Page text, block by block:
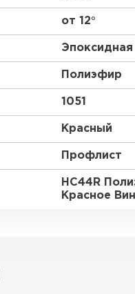
от 12°
Эпоксидная
Полиэфир
1051
Красный
Профлист
HC44R
Красное